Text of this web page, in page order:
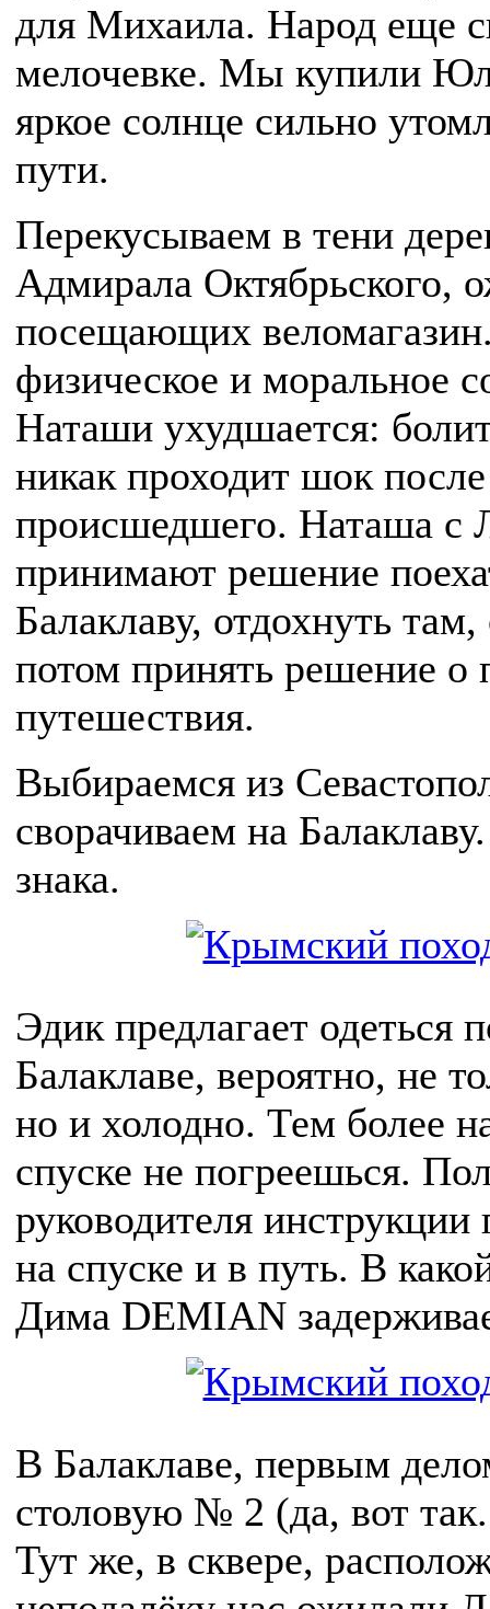
для Михаила. Народ еще
мелочевке. Мы купили
яркое солнце сильно
пути.
Перекусываем в тени
Адмирала Октябрьского,
посещающих
физическое и моральное
Наташи ухудшается:
никак проходит шок после
происшедшего. Наташа с
принимают решение
Балаклаву, отдохнуть
потом принять решение о
путешествия.
Выбираемся из
сворачиваем на
знака.
Эдик предлагает одеться
Балаклаве, вероятно, не
но и холодно. Тем более
спуске не погреешься.
руководителя
на спуске и в путь. В
Дима DEMIAN
В Балаклаве, первым
столовую № 2 (да, вот
Тут же, в сквере,